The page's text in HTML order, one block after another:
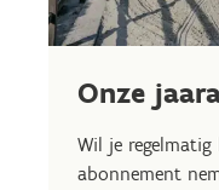
Onze
Wil je
abonnement